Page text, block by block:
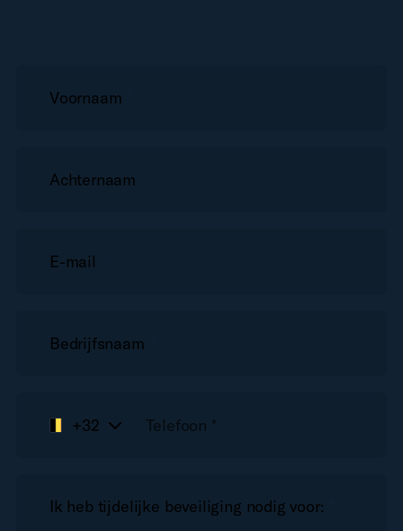
Voornaam
Achternaam
E-mail
Bedrijfsnaam
+32
Ik heb tijdelijke beveiliging nodig voor: